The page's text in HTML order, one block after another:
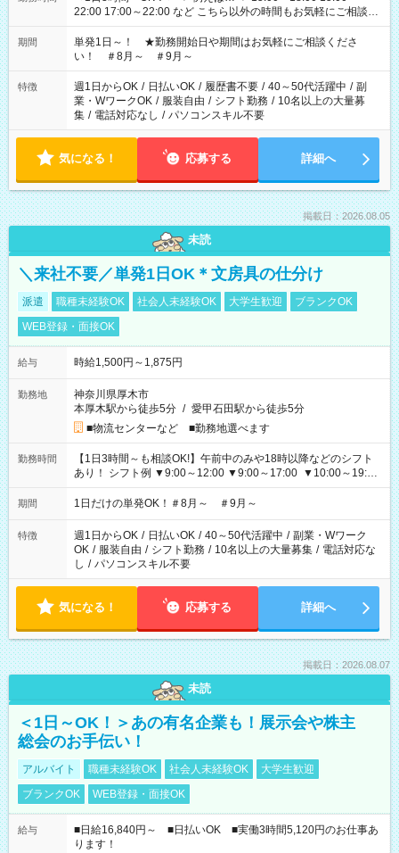
22:00 17:00～22:00 など こちら以外の時間もお気軽にご相談く
ださい！
期間
単発1日～！ ★勤務開始日や期間はお気軽にご相談くださ
い！ ＃8月～ ＃9月～
特徴 週1日からOK / 日払いOK / 履歴書不要 / 40～50代活躍中 / 副
業・WワークOK / 服装自由 / シフト勤務 / 10名以上の大量募
集 / 電話対応なし / パソコンスキル不要
気になる！ 応募する 詳細へ
掲載日：2026.08.05
未読
＼来社不要／単発1日OK＊文房具の仕分け
派遣 職種未経験OK 社会人未経験OK 大学生歓迎
ブランクOK
WEB登録・面接OK
給与 時給1,500円～1,875円
勤務地
神奈川県厚木市
本厚木駅から徒歩5分 / 愛甲石田駅から徒歩5分
■物流センターなど ■勤務地選べます
勤務時間
【1日3時間～も相談OK!】午前中のみや18時以降などのシフト
あり！ シフト例 ▼9:00～12:00 ▼9:00～17:00 ▼10:00～19:00
▼18:00～21:00
期間 1日だけの単発OK！＃8月～ ＃9月～
特徴 週1日からOK / 日払いOK / 40～50代活躍中 / 副業・Wワーク
OK / 服装自由 / シフト勤務 / 10名以上の大量募集 / 電話対応な
し / パソコンスキル不要
気になる！ 応募する 詳細へ
掲載日：2026.08.07
未読
＜1日～OK！＞あの有名企業も！展示会や株主
総会のお手伝い！
アルバイト 職種未経験OK 社会人未経験OK
大学生歓迎
ブランクOK
WEB登録・面接OK
給与
■日給16,840円～ ■日払いOK ■実働3時間5,120円のお仕事あ
ります！